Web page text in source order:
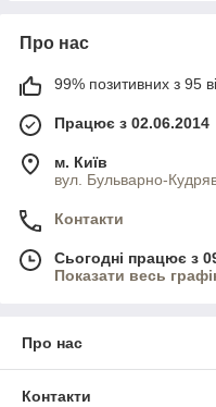
Про нас
99% позитивних з 95
Працює з 02.06.2014
м. Київ
вул. Бульварно-
Контакти
Сьогодні працює з
Показати весь
Про нас
Контакти